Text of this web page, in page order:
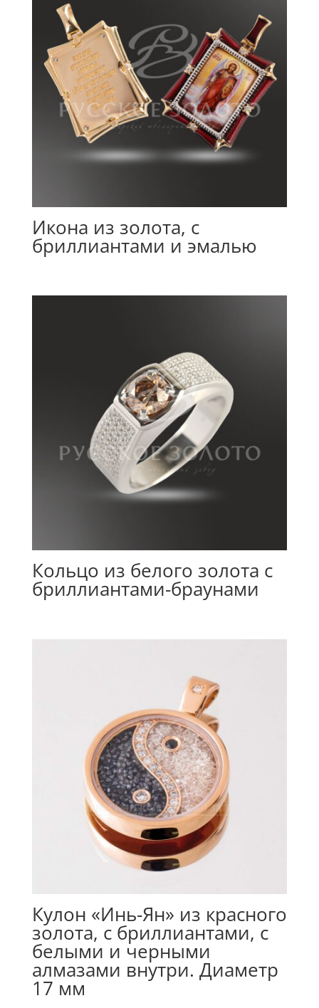
Икона из золота, с
бриллиантами и эмалью
Кольцо из белого золота с
бриллиантами-браунами
Кулон «Инь-Ян» из красного
золота, с бриллиантами, с
белыми и черными
алмазами внутри. Диаметр
17 мм